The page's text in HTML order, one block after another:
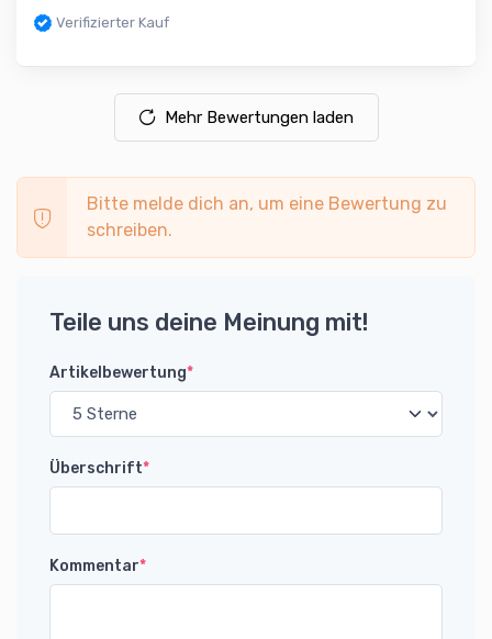
Verifizierter Kauf
Mehr Bewertungen laden
Bitte melde dich an, um eine Bewertung zu
schreiben.
Teile uns deine Meinung mit!
Artikelbewertung*
Überschrift*
Kommentar*